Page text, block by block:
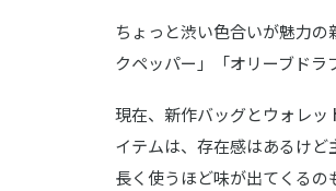
ちょっと渋い色合いが魅力
クペッパー」「オリーブドラ
現在、新作バッグとウォレ
イテムは、存在感はあるけ
長く使うほど味が出てくるの